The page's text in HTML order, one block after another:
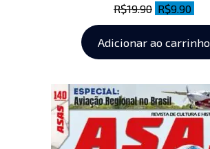
R$19.90 R$9.90
Adicionar ao carrinho